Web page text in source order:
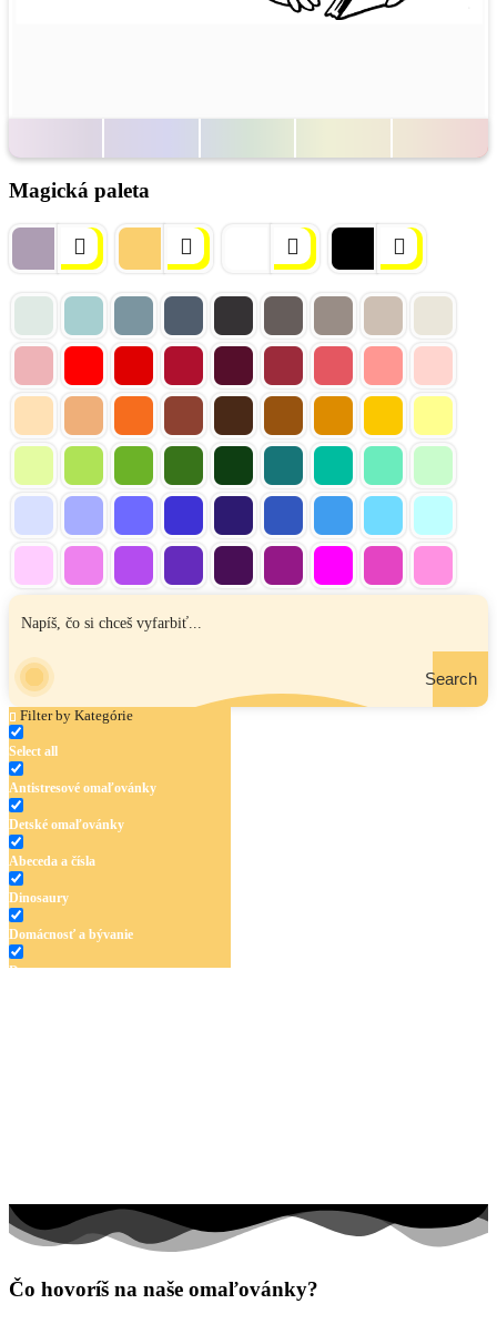
Magická paleta
Search
Filter by Kategórie
Select all
Antistresové omaľovánky
Detské omaľovánky
Abeceda a čísla
Dinosaury
Domácnosť a bývanie
Doprava
Mandaly
Ovocie a zelenina
Čo hovoríš na naše omaľovánky?